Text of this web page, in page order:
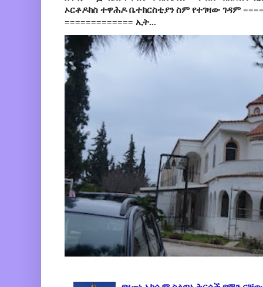
ኦርቶዶክስ ተዋሕዶ ቤተክርስቲያን ስም የተገዛው ገዳም
============= ኢት...